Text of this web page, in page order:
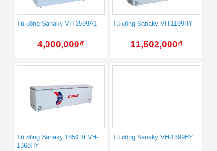
Tủ đông Sanaky VH-2599A1
4,000,000₫
Tủ đông Sanaky VH-1199HY
11,502,000₫
Tủ đông Sanaky 1350 lít VH-
1368HY
Tủ đông Sanaky VH-1399HY